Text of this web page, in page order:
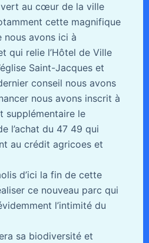
vert au cœur de la ville
cette magnifique
nous avons ici à
qui relie l’Hôtel de Ville
Saint-Jacques et
conseil nous avons
nous avons inscrit à
supplémentaire le
l’achat du 47 49 qui
au crédit agricoes et
d’ici la fin de cette
ce nouveau parc qui
l’intimité du
sa biodiversité et